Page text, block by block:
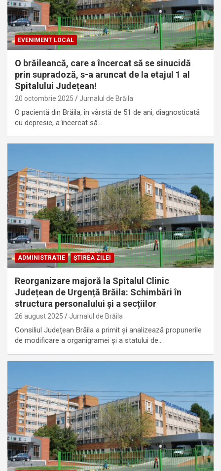
EVENIMENT LOCAL
O brăileancă, care a încercat să se sinucidă
prin supradoză, s-a aruncat de la etajul 1 al
Spitalului Județean!
20 octombrie 2025 Jurnalul de Brăila
O pacientă din Brăila, în vârstă de 51 de ani, diagnosticată
cu depresie, a încercat să…
ADMINISTRAȚIE ȘTIREA ZILEI
Reorganizare majoră la Spitalul Clinic
Județean de Urgență Brăila: Schimbări în
structura personalului și a secțiilor
26 august 2025 Jurnalul de Brăila
Consiliul Județean Brăila a primit și analizează propunerile
de modificare a organigramei și a statului de…